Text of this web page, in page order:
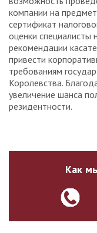
компании на
сертификат
оценки
рекомендации
привести
требованиям
Королевства.
увеличение шанса
резидентности.
Как